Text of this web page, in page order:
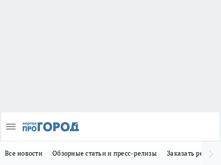
Все новости Обзорные статьи и пресс-релизы Заказать